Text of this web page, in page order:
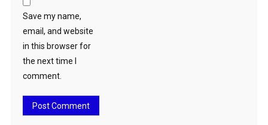
Save my name,
email, and website
in this browser for
the next time I
comment.